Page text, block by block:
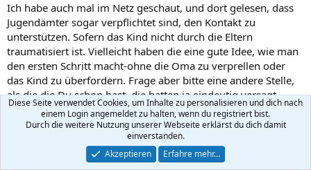
Ich habe auch mal im Netz geschaut, und dort gelesen, dass
Jugendämter sogar verpflichtet sind, den Kontakt zu
unterstützen. Sofern das Kind nicht durch die Eltern
traumatisiert ist. Vielleicht haben die eine gute Idee, wie man
den ersten Schritt macht-ohne die Oma zu verprellen oder
das Kind zu überfordern. Frage aber bitte eine andere Stelle,
als die die Du schon hast, die hatten ja eindeutig versagt.
Engelflügel
Diese Seite verwendet Cookies, um Inhalte zu personalisieren und dich nach
einem Login angemeldet zu halten, wenn du registriert bist.
Durch die weitere Nutzung unserer Webseite erklärst du dich damit
einverstanden.
Akzeptieren
Erfahre mehr…